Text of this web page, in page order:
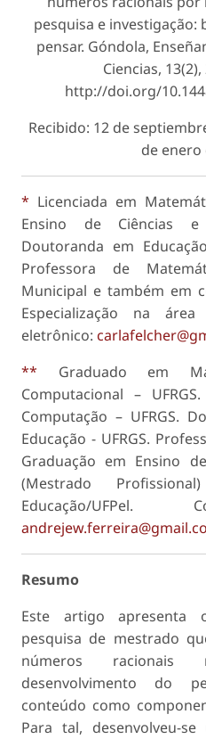
pesquisa e investigação:
pensar. Góndola,
Ciencias,
http://doi.org/
Recibido: 12 de
de enero
* Licenciada em
Ensino de Ciências
Doutoranda em
Professora de
Municipal e também em
Especialização na
eletrônico:
** Graduado em
Computacional –
Computação – UFRGS.
Educação - UFRGS.
Graduação em Ensino
(Mestrado
Educação/UFPel.
Resumo
Este artigo apresenta
pesquisa de mestrado
números
desenvolvimento do
conteúdo como
Para tal, desenvolveu-